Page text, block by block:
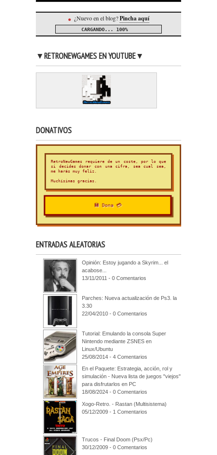
● ¿Nuevo en el blog?Pincha aquí
CARGANDO... 100%
▼RETRONEWGAMES EN YOUTUBE▼
DONATIVOS
RetroNewGames requiere de un coste, por lo que
si decides donar con una cifra, sea cual sea,
me harás muy feliz.
Muchísimas gracias.
💾 Dona 💳
ENTRADAS ALEATORIAS
Opinión: Estoy jugando a Skyrim... el
acabose...
13/11/2011 - 0 Comentarios
Parches: Nueva actualización de Ps3. la
3.30
22/04/2010 - 0 Comentarios
Tutorial: Emulando la consola Super
Nintendo mediante ZSNES en
Linux/Ubuntu
25/08/2014 - 4 Comentarios
En el Paquete: Estrategia, acción, rol y
simulación - Nueva lista de juegos "viejos"
para disfrutarlos en PC
18/08/2024 - 0 Comentarios
Xogo-Retro. - Rastan (Multisistema)
05/12/2009 - 1 Comentarios
Trucos - Final Doom (Psx/Pc)
30/12/2009 - 0 Comentarios